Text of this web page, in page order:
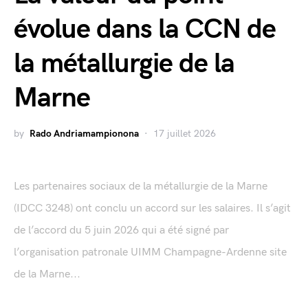
évolue dans la CCN de
la métallurgie de la
Marne
by Rado Andriamampionona 17 juillet 2026
Les partenaires sociaux de la métallurgie de la Marne
(IDCC 3248) ont conclu un accord sur les salaires. Il s’agit
de l’accord du 5 juin 2026 qui a été signé par
l’organisation patronale UIMM Champagne-Ardenne site
de la Marne...